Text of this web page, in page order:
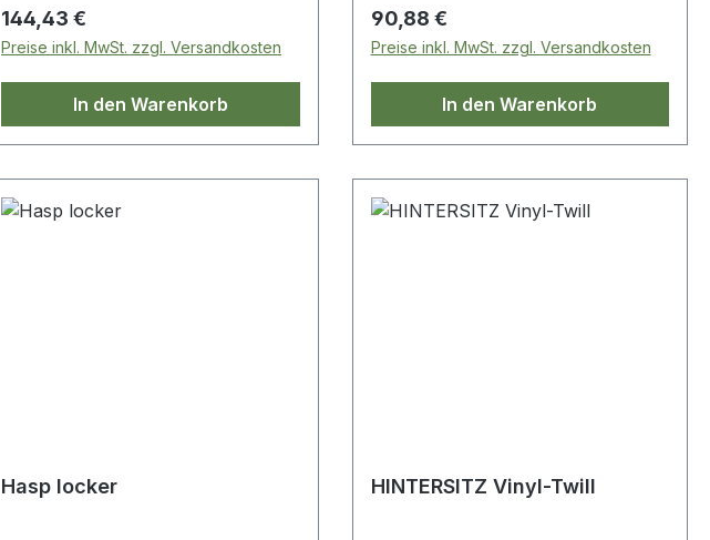
Regulärer Preis:
144,43 €
Preise inkl. MwSt. zzgl. Versandkosten
In den Warenkorb
Regulärer Preis:
90,88 €
Preise inkl. MwSt. zzgl. Versandkosten
In den Warenkorb
Hasp locker HINTERSITZ Vinyl-Twill